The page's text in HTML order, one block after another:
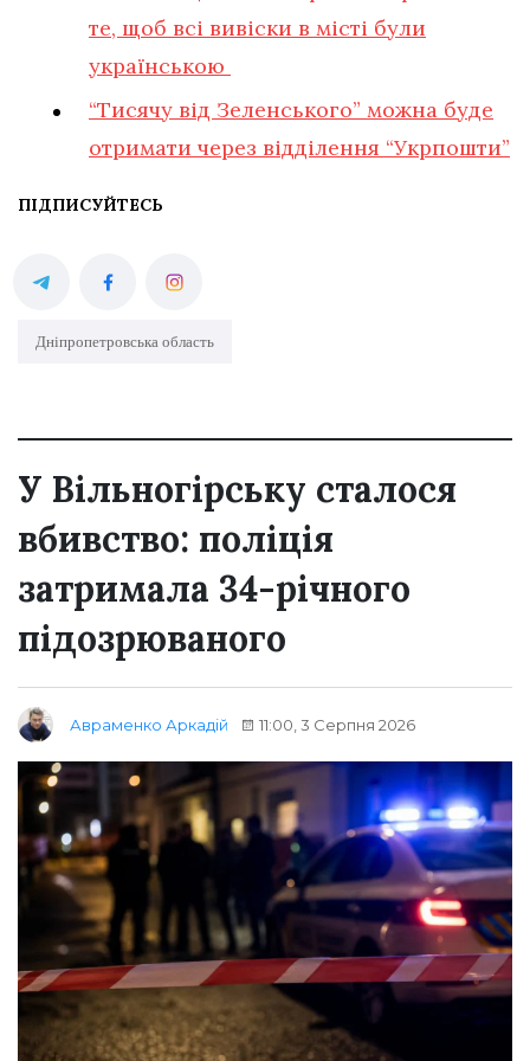
те, щоб всі вивіски в місті були
українською
“Тисячу від Зеленського” можна буде
отримати через відділення “Укрпошти”
ПІДПИСУЙТЕСЬ
Дніпропетровська область
У Вільногірську сталося
вбивство: поліція
затримала 34-річного
підозрюваного
Авраменко Аркадій 11:00, 3 Серпня 2026